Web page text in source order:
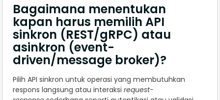
Bagaimana menentukan
kapan harus memilih API
sinkron (REST/gRPC) atau
asinkron (event-
driven/message broker)?
Pilih API sinkron untuk operasi yang membutuhkan
respons langsung atau interaksi request-